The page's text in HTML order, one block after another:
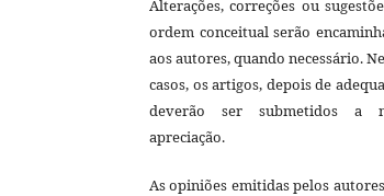
Alterações, correções ou
ordem conceitual serão
aos autores, quando necessário.
casos, os artigos, depois de
deverão ser submetidos a
apreciação.
As opiniões emitidas pelos